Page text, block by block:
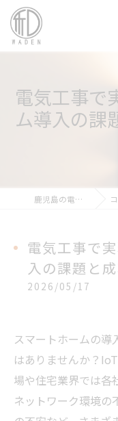
電気工事で
ム導入の課
鹿児島の電気工事なら和電 コラム
電気工事で
入の課題と
2026/05/17
スマートホームの導
はありませんか？
場や住宅業界では各
ネットワーク環境の